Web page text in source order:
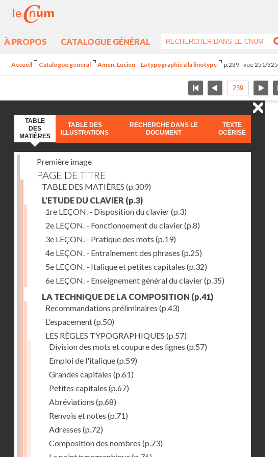
À PROPOS CATALOGUE GÉNÉRAL
Accueil Catalogue général Amen, Lucien - La typographie à la linotype p.239 - vue 251/325
TABLE
DES
MATIÈRES
TABLE DES
ILLUSTRATIONS
RECHERCHE DANS LE
DOCUMENT
TEXTE
OCÉRISÉ
Première image
PAGE DE TITRE
TABLE DES MATIÈRES (p.309)
L'ETUDE DU CLAVIER (p.3)
1re LEÇON. - Disposition du clavier(p.3)
2e LEÇON. - Fonctionnement du clavier(p.8)
3e LEÇON. - Pratique des mots (p.19)
4e LEÇON. - Entraînement des phrases (p.25)
5e LEÇON. - Italique et petites capitales (p.32)
6e LEÇON. - Enseignement général du clavier(p.35)
LA TECHNIQUE DE LA COMPOSITION (p.41)
Recommandations préliminaires (p.43)
L'espacement(p.50)
LES RÈGLES TYPOGRAPHIQUES (p.57)
Division des mots et coupure des lignes (p.57)
Emploi de l'italique(p.59)
Grandes capitales (p.61)
Petites capitales (p.67)
Abréviations (p.68)
Renvois et notes (p.71)
Adresses (p.72)
Composition des nombres (p.73)